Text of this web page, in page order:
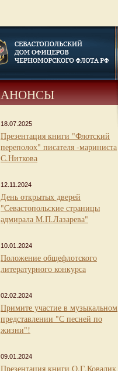
АНОНСЫ
18.07.2025
Презентация книги "Флотский
переполох" писателя -мариниста
С.Ниткова
12.11.2024
День открытых дверей
"Севастопольские страницы
адмирала М.П.Лазарева"
10.01.2024
Положение общефлотского
литературного конкурса
02.02.2024
Примите участие в музыкальном
представлении "С песней по
жизни"!
09.01.2024
Презентация книги О.Г.Ковалик